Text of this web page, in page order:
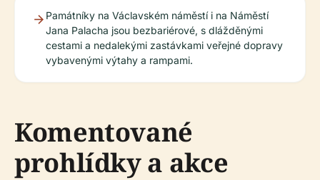
Památníky na Václavském náměstí i na Náměstí
Jana Palacha jsou bezbariérové, s dlážděnými
cestami a nedalekými zastávkami veřejné dopravy
vybavenými výtahy a rampami.
Komentované
prohlídky a akce